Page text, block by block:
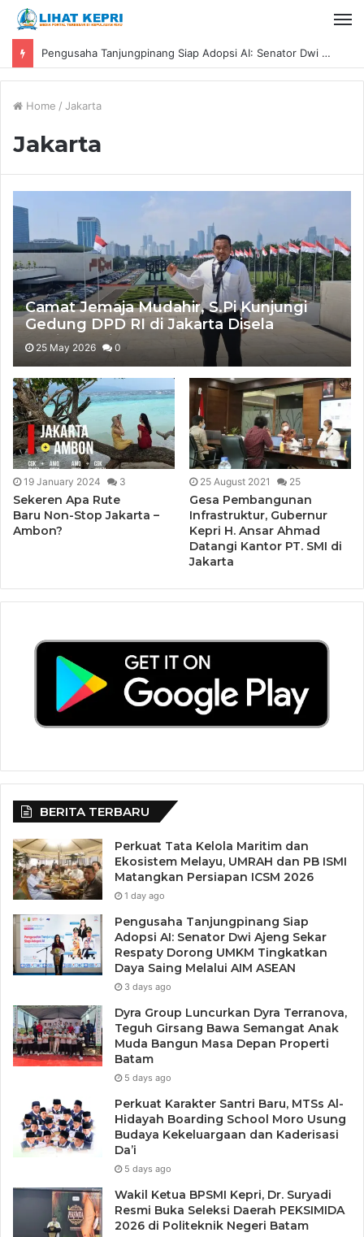
Pengusaha Tanjungpinang Siap Adopsi AI: Senator Dwi Ajeng Sekar Respaty Dorong UMKM Tingkatkan Daya Saing Melalui AIM ASEAN
Home / Jakarta
Jakarta
Camat Jemaja Mudahir, S.Pi Kunjungi
Gedung DPD RI di Jakarta Disela
Kegiatan Bimtek
25 May 2026 0
19 January 2024 3
Sekeren Apa Rute
Baru Non-Stop Jakarta –
Ambon?
25 August 2021 25
Gesa Pembangunan
Infrastruktur, Gubernur
Kepri H. Ansar Ahmad
Datangi Kantor PT. SMI di
Jakarta
BERITA TERBARU
Perkuat Tata Kelola Maritim dan
Ekosistem Melayu, UMRAH dan PB ISMI
Matangkan Persiapan ICSM 2026
1 day ago
Pengusaha Tanjungpinang Siap
Adopsi AI: Senator Dwi Ajeng Sekar
Respaty Dorong UMKM Tingkatkan
Daya Saing Melalui AIM ASEAN
3 days ago
Dyra Group Luncurkan Dyra Terranova,
Teguh Girsang Bawa Semangat Anak
Muda Bangun Masa Depan Properti
Batam
5 days ago
Perkuat Karakter Santri Baru, MTSs Al-
Hidayah Boarding School Moro Usung
Budaya Kekeluargaan dan Kaderisasi
Da’i
5 days ago
Wakil Ketua BPSMI Kepri, Dr. Suryadi
Resmi Buka Seleksi Daerah PEKSIMIDA
2026 di Politeknik Negeri Batam